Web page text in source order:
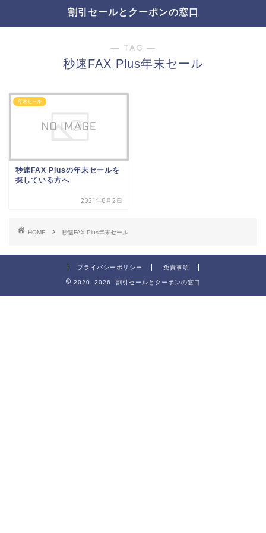
割引セールとクーポンの窓口
― TAG ―
秒速FAX Plus年末セール
年末セール
秒速FAX Plusの年末セールを
探している方へ
2021年8月2日
HOME 秒速FAX Plus年末セール
プライバシーポリシー 免責事項
2020–2026 割引セールとクーポンの窓口